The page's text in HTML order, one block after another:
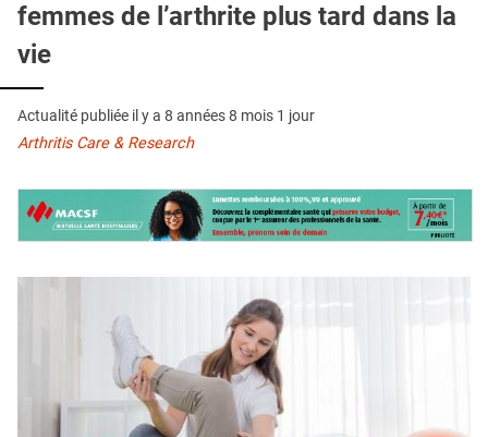
CRÉDITS
femmes de l’arthrite plus tard dans la
vie
Actualité publiée il y a 8 années 8 mois 1 jour
Arthritis Care & Research